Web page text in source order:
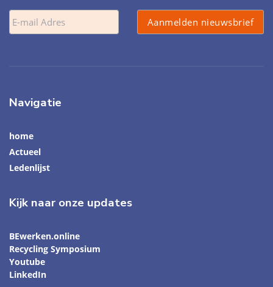
Navigatie
home
Actueel
Ledenlijst
Kijk naar onze updates
BEwerken.online
Recycling Symposium
Youtube
LinkedIn